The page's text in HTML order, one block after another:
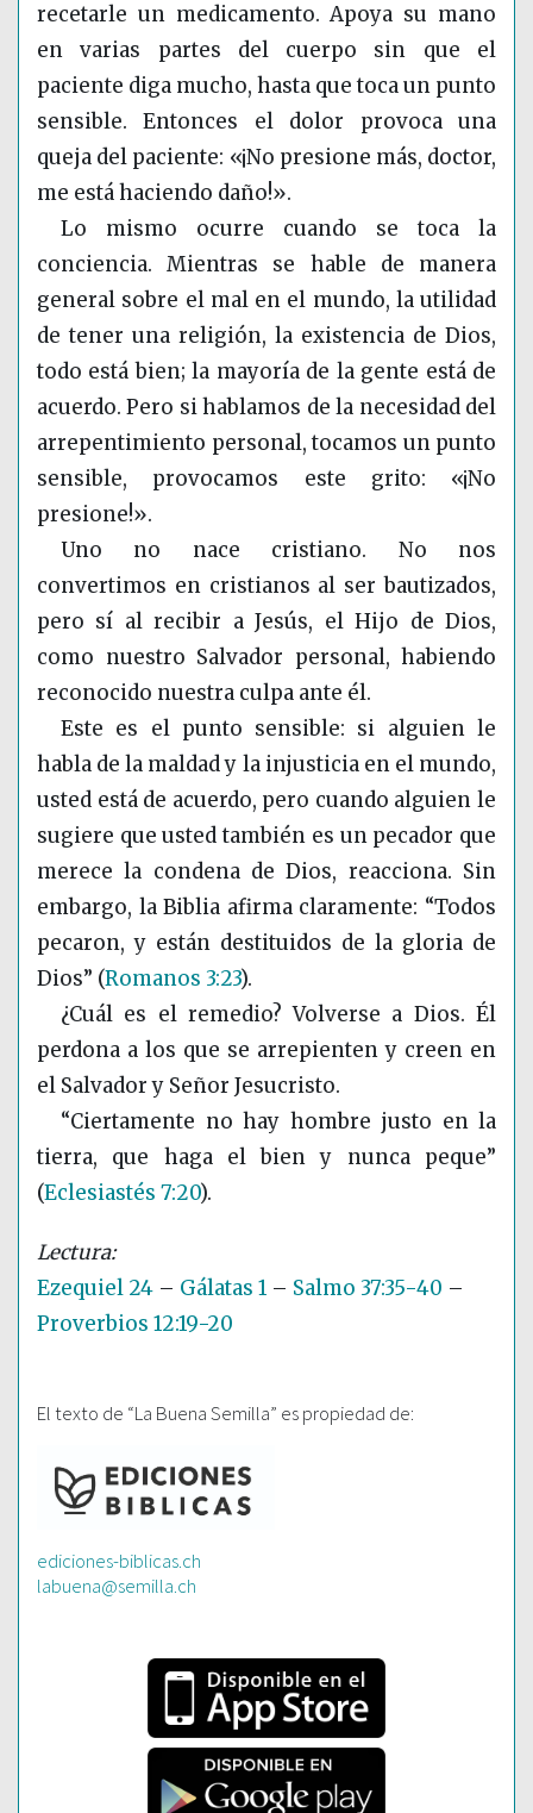
recetarle un medicamento. Apoya su mano
en varias partes del cuerpo sin que el
paciente diga mucho, hasta que toca un punto
sensible. Entonces el dolor provoca una
queja del paciente: «¡No presione más, doctor,
me está haciendo daño!».
Lo mismo ocurre cuando se toca la
conciencia. Mientras se hable de manera
general sobre el mal en el mundo, la utilidad
de tener una religión, la existencia de Dios,
todo está bien; la mayoría de la gente está de
acuerdo. Pero si hablamos de la necesidad del
arrepentimiento personal, tocamos un punto
sensible, provocamos este grito: «¡No
presione!».
Uno no nace cristiano. No nos
convertimos en cristianos al ser bautizados,
pero sí al recibir a Jesús, el Hijo de Dios,
como nuestro Salvador personal, habiendo
reconocido nuestra culpa ante él.
Este es el punto sensible: si alguien le
habla de la maldad y la injusticia en el mundo,
usted está de acuerdo, pero cuando alguien le
sugiere que usted también es un pecador que
merece la condena de Dios, reacciona. Sin
embargo, la Biblia afirma claramente: “Todos
pecaron, y están destituidos de la gloria de
Dios” (Romanos 3:23).
¿Cuál es el remedio? Volverse a Dios. Él
perdona a los que se arrepienten y creen en
el Salvador y Señor Jesucristo.
“Ciertamente no hay hombre justo en la
tierra, que haga el bien y nunca peque”
(Eclesiastés 7:20).
Ezequiel 24 – Gálatas 1 – Salmo 37:35-40 –
Proverbios 12:19-20
El texto de “La Buena Semilla” es propiedad de:
ediciones-biblicas.ch
labuena@semilla.ch